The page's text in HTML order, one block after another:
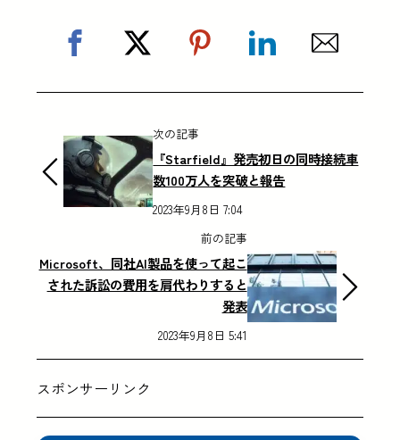
次の記事
『Starfield』発売初日の同時接続車
数100万人を突破と報告
2023年9月8日 7:04
前の記事
Microsoft、同社AI製品を使って起こ
された訴訟の費用を肩代わりすると
発表
2023年9月8日 5:41
スポンサーリンク